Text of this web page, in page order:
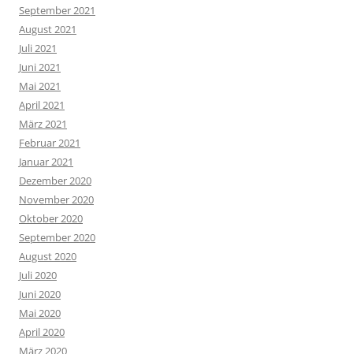
September 2021
August 2021
Juli 2021
Juni 2021
Mai 2021
April 2021
März 2021
Februar 2021
Januar 2021
Dezember 2020
November 2020
Oktober 2020
September 2020
August 2020
Juli 2020
Juni 2020
Mai 2020
April 2020
März 2020